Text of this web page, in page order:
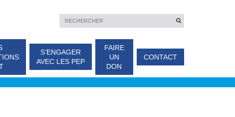
S’ENGAGER
AVEC LES PEP
FAIRE
UN
DON
CONTACT